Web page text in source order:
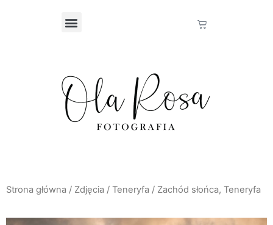
Strona główna / Zdjęcia / Teneryfa / Zachód słońca, Teneryfa